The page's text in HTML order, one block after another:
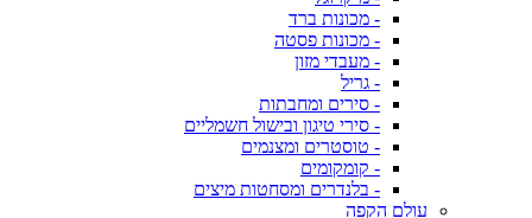
- מכונות ברד
- מכונות פסטה
- מעבדי מזון
- גריל
- סירים ומחבתות
- סירי טיגון ובישול חשמליים
- טוסטרים ומצנמים
- קומקומים
- בלנדרים ומסחטות מיצים
עולם הקפה